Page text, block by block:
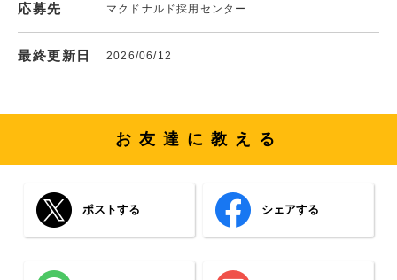
応募先 マクドナルド採用センター
最終更新日 2026/06/12
お友達に教える
ポストする シェアする